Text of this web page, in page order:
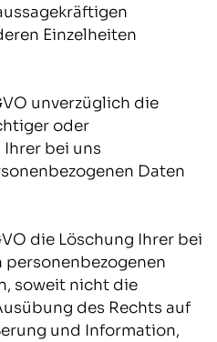
Einzelheiten
unverzüglich die
oder
bei uns
Daten
die Löschung Ihrer bei
soweit nicht die
des Rechts auf
und Information,